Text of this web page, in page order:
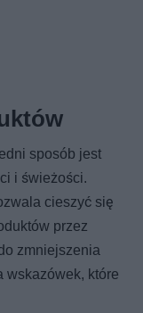
sposób jest
i świeżości.
cieszyć się
przez
zmniejszenia
wskazówek, które